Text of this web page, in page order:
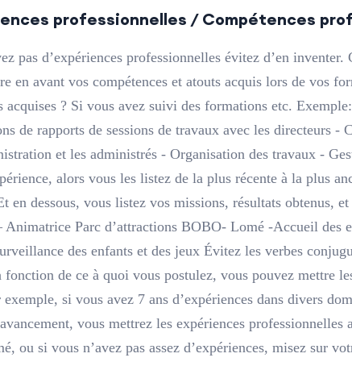
professionnelles / Compétences
pas d’expériences professionnelles évitez d’en
en avant vos compétences et atouts acquis lors de vos
acquises ? Si vous avez suivi des formations etc.
de rapports de sessions de travaux avec les directeurs -
et les administrés - Organisation des travaux -
alors vous les listez de la plus récente à la plus
en dessous, vous listez vos missions, résultats obtenus,
Animatrice Parc d’attractions BOBO- Lomé -Accueil des
des enfants et des jeux Évitez les verbes
fonction de ce à quoi vous postulez, vous pouvez mettre
si vous avez 7 ans d’expériences dans divers
vous mettrez les expériences
ou si vous n’avez pas assez d’expériences, misez sur